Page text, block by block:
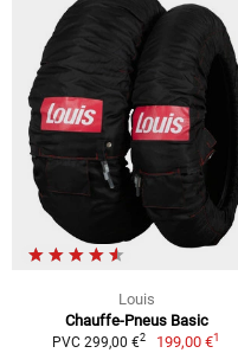
Louis
Chauffe-Pneus Basic
PVC 299,00 €2 199,00 €1